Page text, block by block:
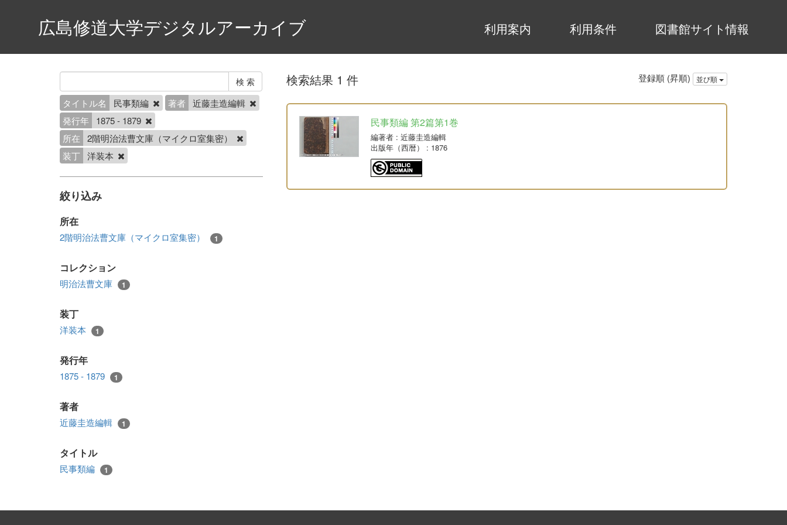
利用案内 利用条件 図書館サイト情報
広島修道大学デジタルアーカイブ
タイトル名 民事類編 著者
近藤圭造編輯
発行年
1875 - 1879
所在
2階明治法曹文庫（マイクロ室集密）
装丁 洋装本
絞り込み
所在
2階明治法曹文庫（マイクロ室集密） 1
コレクション
明治法曹文庫 1
装丁
洋装本 1
発行年
1875 - 1879 1
著者
近藤圭造編輯 1
タイトル
民事類編 1
検索結果 1 件 登録順 (昇順) 並び順
民事類編 第2篇第1巻
編著者: 近藤圭造編輯
出版年（西暦）
: 1876